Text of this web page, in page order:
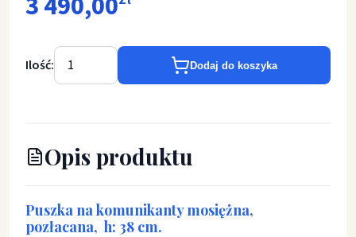
Ilość: Dodaj do koszyka
Opis produktu
Puszka na komunikanty mosiężna,
pozłacana, h: 38 cm.